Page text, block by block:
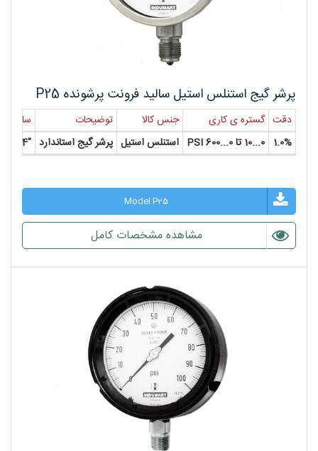
پرشر گیج استنلس استیل سالید فرونت پرشونده P25
دقت گستره ی کاری جنس کالا توضیحات
سایز
1.0% 0...10 تا 0...600 PSI استنلس استیل پرشر گیج استاندارد "4
Model P25
مشاهده مشخصات کامل